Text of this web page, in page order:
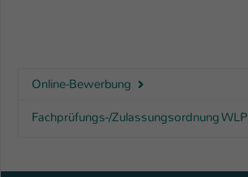
Online-Bewerbung
Fachprüfungs-/Zulassungsordnung WLP